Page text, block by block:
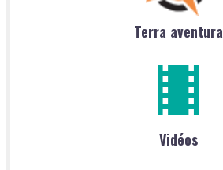
Terra aventura
Vidéos